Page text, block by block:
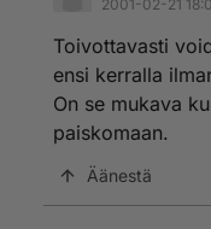
2001-02-21
Toivottavasti
ensi kerralla
On se mukava
paiskomaan.
Äänestä